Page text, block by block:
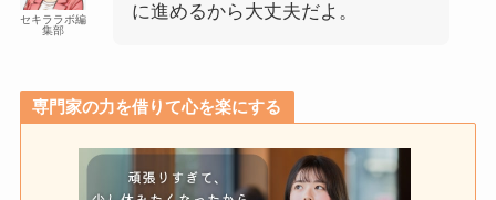
セキララボ編
集部
に進めるから大丈夫だよ。
専門家の力を借りて心を楽にする